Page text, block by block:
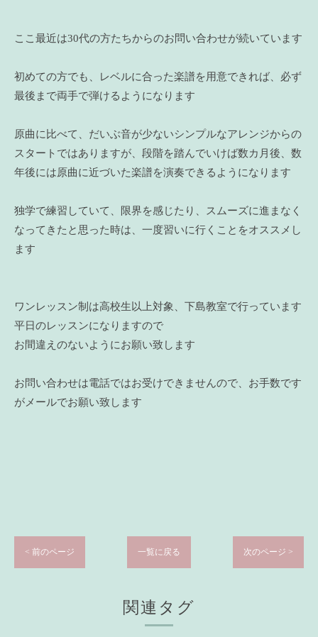
ここ最近は30代の方たちからのお問い合わせが続いています
初めての方でも、レベルに合った楽譜を用意できれば、必ず
最後まで両手で弾けるようになります
原曲に比べて、だいぶ音が少ないシンプルなアレンジからの
スタートではありますが、段階を踏んでいけば数カ月後、数
年後には原曲に近づいた楽譜を演奏できるようになります
独学で練習していて、限界を感じたり、スムーズに進まなく
なってきたと思った時は、一度習いに行くことをオススメし
ます
ワンレッスン制は高校生以上対象、下島教室で行っています
平日のレッスンになりますので
お間違えのないようにお願い致します
お問い合わせは電話ではお受けできませんので、お手数です
がメールでお願い致します
< 前のページ 一覧に戻る 次のページ >
関連タグ